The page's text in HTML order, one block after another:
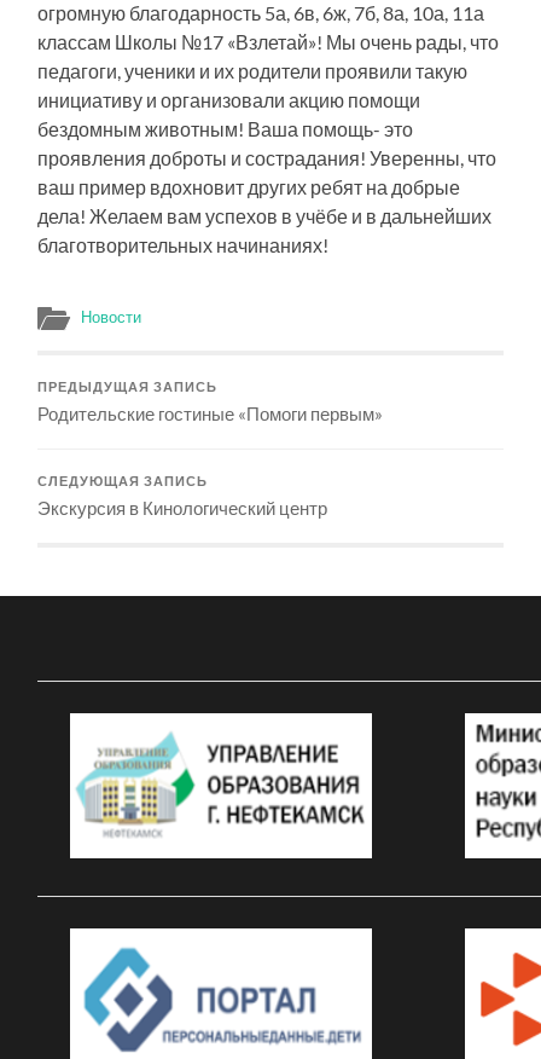
огромную благодарность 5а, 6в, 6ж, 7б, 8а, 10а, 11а
классам Школы №17 «Взлетай»! Мы очень рады, что
педагоги, ученики и их родители проявили такую
инициативу и организовали акцию помощи
бездомным животным! Ваша помощь- это
проявления доброты и сострадания! Уверенны, что
ваш пример вдохновит других ребят на добрые
дела! Желаем вам успехов в учёбе и в дальнейших
благотворительных начинаниях!
Новости
ПРЕДЫДУЩАЯ ЗАПИСЬ
Родительские гостиные «Помоги первым»
СЛЕДУЮЩАЯ ЗАПИСЬ
Экскурсия в Кинологический центр